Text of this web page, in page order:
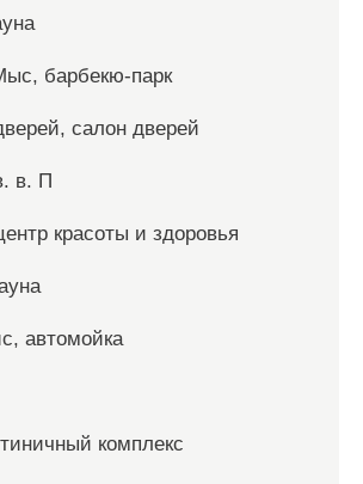
барбекю-парк
салон дверей
в. П
красоты и здоровья
автомойка
комплекс